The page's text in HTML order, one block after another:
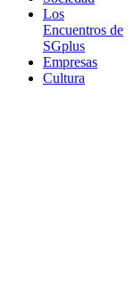
Los
Encuentros de
SGplus
Empresas
Cultura